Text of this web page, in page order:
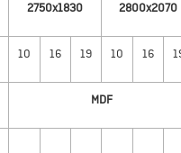
2750x1830 2800x2070
10 16 19 10 16
MDF